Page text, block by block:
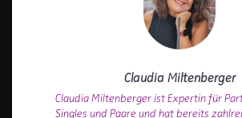
Claudia Miltenberger
Claudia Miltenberger ist Expertin für
Singles und Paare und hat bereits